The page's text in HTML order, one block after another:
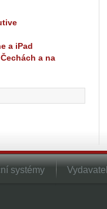
a iPad
a na
systémy